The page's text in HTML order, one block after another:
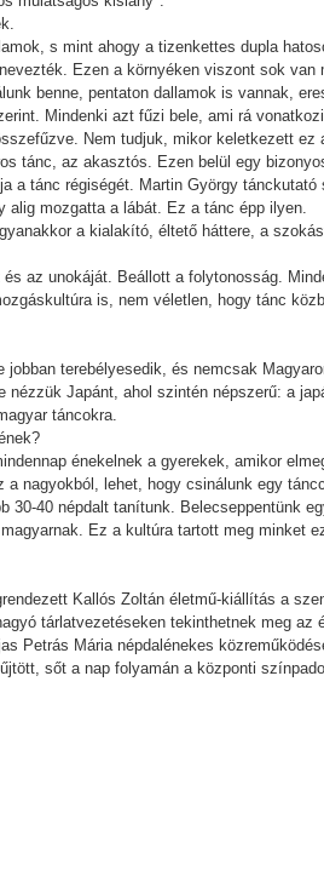
s mint ahogy a tizenkettes dupla
Ezen a környéken viszont sok
benne, pentaton dallamok is vannak,
Mindenki azt fűzi bele, ami rá
Nem tudjuk, mikor keletkezett
tánc, az akasztós. Ezen belül egy
tánc régiségét. Martin György
alig mozgatta a lábát. Ez a tánc épp ilyen.
a kialakító, éltető háttere, a
az unokáját. Beállott a folytonosság.
is, nem véletlen, hogy tánc
terebélyesedik, és nemcsak
Japánt, ahol szintén népszerű: a
táncokra.
énekelnek a gyerekek, amikor
nagyokból, lehet, hogy csinálunk egy
30-40 népdalt tanítunk. Belecseppentünk
Ez a kultúra tartott meg minket
Kallós Zoltán életmű-kiállítás a
tárlatvezetéseken tekinthetnek meg
Petrás Mária népdalénekes
sőt a nap folyamán a központi